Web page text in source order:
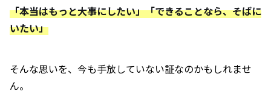
「本当はもっと大事にしたい」「できることなら、そばに
いたい」
そんな思いを、今も手放していない証なのかもしれませ
ん。